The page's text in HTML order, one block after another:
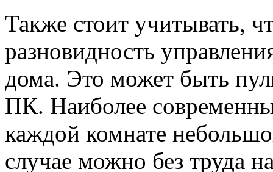
Также стоит учитывать,
разновидность
дома. Это может быть
ПК. Наиболее
каждой комнате
случае можно без труда